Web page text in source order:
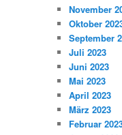
November
Oktober
September
Juli 2023
Juni 2023
Mai 2023
April 2023
März 2023
Februar